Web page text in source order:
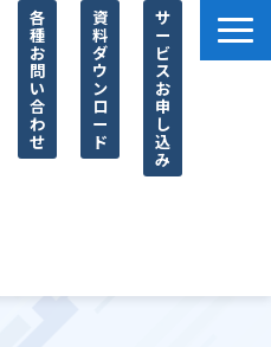
各
種
お
問
い
合
わ
せ
資
料
ダ
ウ
ン
ロ
ー
ド
サ
ー
ビ
ス
お
申
し
込
み